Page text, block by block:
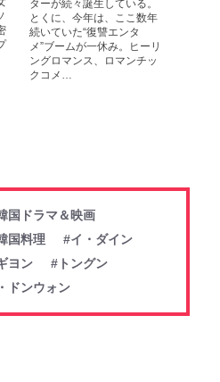
ターが続々誕生している。
とくに、今年は、ここ数年
続いていた“復讐エンタ
メ”ブームが一休み。ヒーリ
ングロマンス、ロマンチッ
クコメ…
国ドラマ＆映画
国料理
#イ・ダイン
ヨン
#トングン
ドンウォン